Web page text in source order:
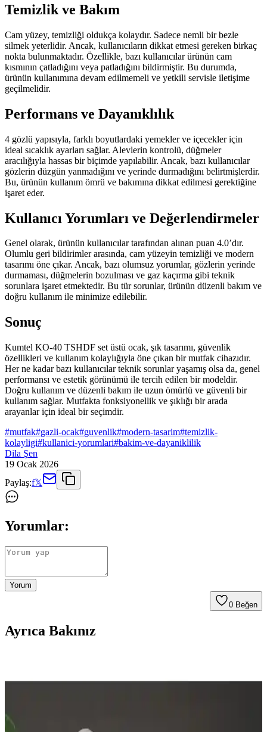
Temizlik ve Bakım
Cam yüzey, temizliği oldukça kolaydır. Sadece nemli bir bezle
silmek yeterlidir. Ancak, kullanıcıların dikkat etmesi gereken birkaç
nokta bulunmaktadır. Özellikle, bazı kullanıcılar ürünün cam
kısmının çatladığını veya patladığını bildirmiştir. Bu durumda,
ürünün kullanımına devam edilmemeli ve yetkili servisle iletişime
geçilmelidir.
Performans ve Dayanıklılık
4 gözlü yapısıyla, farklı boyutlardaki yemekler ve içecekler için
ideal sıcaklık ayarları sağlar. Alevlerin kontrolü, düğmeler
aracılığıyla hassas bir biçimde yapılabilir. Ancak, bazı kullanıcılar
gözlerin düzgün yanmadığını ve yerinde durmadığını belirtmişlerdir.
Bu, ürünün kullanım ömrü ve bakımına dikkat edilmesi gerektiğine
işaret eder.
Kullanıcı Yorumları ve Değerlendirmeler
Genel olarak, ürünün kullanıcılar tarafından alınan puan 4.0’dır.
Olumlu geri bildirimler arasında, cam yüzeyin temizliği ve modern
tasarımı öne çıkar. Ancak, bazı olumsuz yorumlar, gözlerin yerinde
durmaması, düğmelerin bozulması ve gaz kaçırma gibi teknik
sorunlara işaret etmektedir. Bu tür sorunlar, ürünün düzenli bakım ve
doğru kullanım ile minimize edilebilir.
Sonuç
Kumtel KO-40 TSHDF set üstü ocak, şık tasarımı, güvenlik
özellikleri ve kullanım kolaylığıyla öne çıkan bir mutfak cihazıdır.
Her ne kadar bazı kullanıcılar teknik sorunlar yaşamış olsa da, genel
performansı ve estetik görünümü ile tercih edilen bir modeldir.
Doğru kullanım ve düzenli bakım ile uzun ömürlü ve güvenli bir
kullanım sağlar. Mutfakta fonksiyonellik ve şıklığı bir arada
arayanlar için ideal bir seçimdir.
#mutfak#gazli-ocak#guvenlik#modern-tasarim#temizlik-
kolayligi#kullanici-yorumlari#bakim-ve-dayaniklilik
Dila Şen
19 Ocak 2026
Paylaş:f𝕏
Yorumlar:
Yorum
0 Beğen
Ayrıca Bakınız
Kullanıcı Deneyimleri
sağlar. Güvenlik, kolay temizlik ve hassas sıcaklık kontrolü
avantajlarıyla öne çıkar. Uygun tencere seçimi ve kaliteli model